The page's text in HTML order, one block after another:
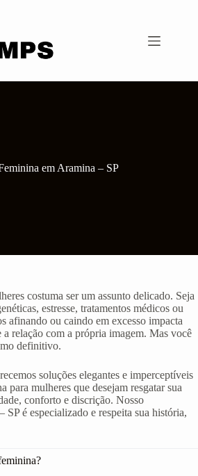
em Aramina – SP
costuma ser um assunto delicado. Seja
estresse, tratamentos médicos ou
afinando ou caindo em excesso impacta
relação com a própria imagem. Mas você
definitivo.
soluções elegantes e imperceptíveis
para mulheres que desejam resgatar sua
conforto e discrição. Nosso
SP é especializado e respeita sua história,